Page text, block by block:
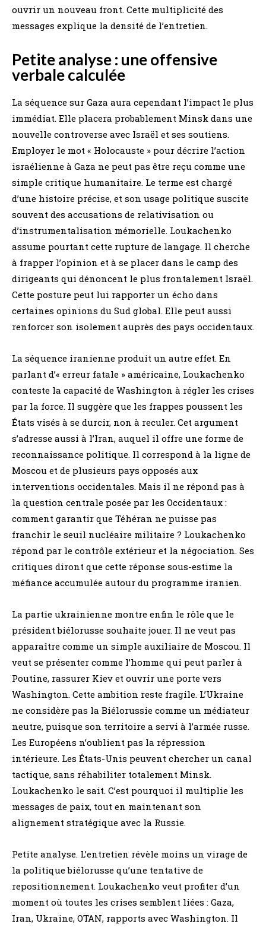
ouvrir un nouveau front. Cette multiplicité des
messages explique la densité de l’entretien.
Petite analyse : une offensive
verbale calculée
La séquence sur Gaza aura cependant l’impact le plus
immédiat. Elle placera probablement Minsk dans une
nouvelle controverse avec Israël et ses soutiens.
Employer le mot « Holocauste » pour décrire l’action
israélienne à Gaza ne peut pas être reçu comme une
simple critique humanitaire. Le terme est chargé
d’une histoire précise, et son usage politique suscite
souvent des accusations de relativisation ou
d’instrumentalisation mémorielle. Loukachenko
assume pourtant cette rupture de langage. Il cherche
à frapper l’opinion et à se placer dans le camp des
dirigeants qui dénoncent le plus frontalement Israël.
Cette posture peut lui rapporter un écho dans
certaines opinions du Sud global. Elle peut aussi
renforcer son isolement auprès des pays occidentaux.
La séquence iranienne produit un autre effet. En
parlant d’« erreur fatale » américaine, Loukachenko
conteste la capacité de Washington à régler les crises
par la force. Il suggère que les frappes poussent les
États visés à se durcir, non à reculer. Cet argument
s’adresse aussi à l’Iran, auquel il offre une forme de
reconnaissance politique. Il correspond à la ligne de
Moscou et de plusieurs pays opposés aux
interventions occidentales. Mais il ne répond pas à
la question centrale posée par les Occidentaux :
comment garantir que Téhéran ne puisse pas
franchir le seuil nucléaire militaire ? Loukachenko
répond par le contrôle extérieur et la négociation. Ses
critiques diront que cette réponse sous-estime la
méfiance accumulée autour du programme iranien.
La partie ukrainienne montre enfin le rôle que le
président biélorusse souhaite jouer. Il ne veut pas
apparaître comme un simple auxiliaire de Moscou. Il
veut se présenter comme l’homme qui peut parler à
Poutine, rassurer Kiev et ouvrir une porte vers
Washington. Cette ambition reste fragile. L’Ukraine
ne considère pas la Biélorussie comme un médiateur
neutre, puisque son territoire a servi à l’armée russe.
Les Européens n’oublient pas la répression
intérieure. Les États-Unis peuvent chercher un canal
tactique, sans réhabiliter totalement Minsk.
Loukachenko le sait. C’est pourquoi il multiplie les
messages de paix, tout en maintenant son
alignement stratégique avec la Russie.
Petite analyse. L’entretien révèle moins un virage de
la politique biélorusse qu’une tentative de
repositionnement. Loukachenko veut profiter d’un
moment où toutes les crises semblent liées : Gaza,
Iran, Ukraine, OTAN, rapports avec Washington. Il